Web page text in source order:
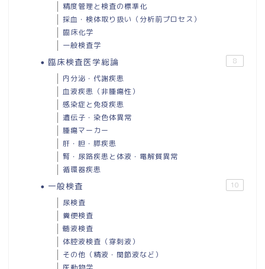
精度管理と検査の標準化
採血・検体取り扱い（分析前プロセス）
臨床化学
一般検査学
臨床検査医学総論 8
内分泌・代謝疾患
血液疾患（非腫瘍性）
感染症と免疫疾患
遺伝子・染色体異常
腫瘍マーカー
肝・胆・膵疾患
腎・尿路疾患と体液・電解質異常
循環器疾患
一般検査 10
尿検査
糞便検査
髄液検査
体腔液検査（穿刺液）
その他（精液・関節液など）